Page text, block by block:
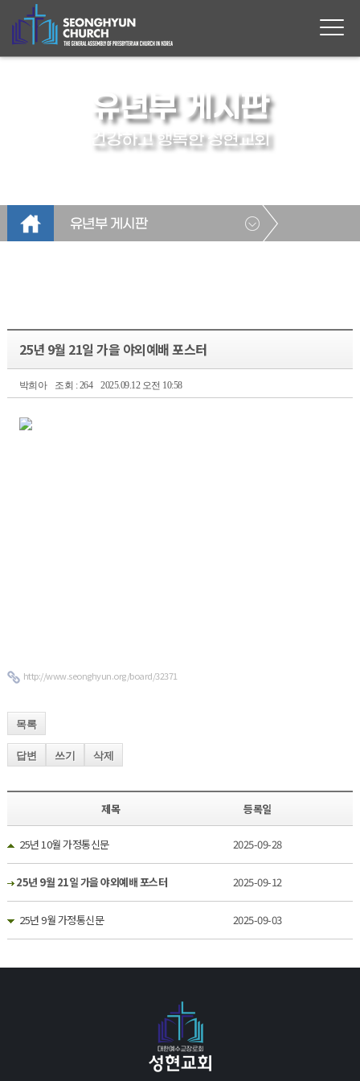
유년부 게시판
건강하고 행복한 성현교회
유년부 게시판
25년 9월 21일 가을 야외예배 포스터
박희아 조회 : 264 2025.09.12 오전 10:58
http://www.seonghyun.org/board/32371
목록
답변 쓰기 삭제
제목 등록일
25년 10월 가정통신문 2025-09-28
25년 9월 21일 가을 야외예배 포스터 2025-09-12
25년 9월 가정통신문 2025-09-03